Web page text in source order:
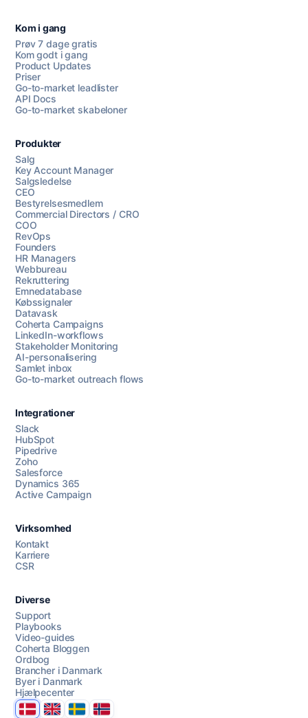
Chat med os
AI Campaign Assist
Kom i gang
Prøv 7 dage gratis
Kom godt i gang
Product Updates
Priser
Go-to-market leadlister
API Docs
Go-to-market skabeloner
Produkter
Salg
Key Account Manager
Salgsledelse
CEO
Bestyrelsesmedlem
Commercial Directors / CRO
COO
RevOps
Founders
HR Managers
Webbureau
Rekruttering
Emnedatabase
Købssignaler
Datavask
Coherta Campaigns
LinkedIn-workflows
Stakeholder Monitoring
AI-personalisering
Samlet inbox
Go-to-market outreach flows
Integrationer
Slack
HubSpot
Pipedrive
Zoho
Salesforce
Dynamics 365
Active Campaign
Virksomhed
Kontakt
Karriere
CSR
Diverse
Support
Playbooks
Video-guides
Coherta Bloggen
Ordbog
Brancher i Danmark
Byer i Danmark
Hjælpecenter
DanmarkUnited Kingdom
SverigeNorge